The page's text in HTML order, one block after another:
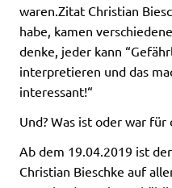
waren.Zitat Christian
habe, kamen
denke, jeder kann
interpretieren und das
interessant!“
Und? Was ist oder war für
Ab dem 19.04.2019 ist
Christian Bieschke auf